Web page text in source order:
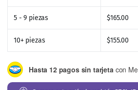
5 - 9 piezas $165.00
10+ piezas $155.00
Hasta 12 pagos sin tarjeta con